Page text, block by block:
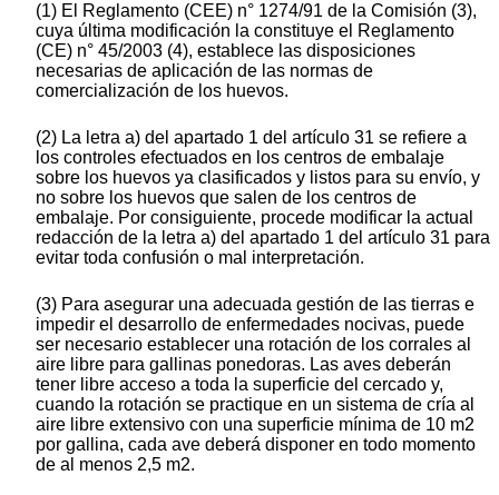
(1) El Reglamento (CEE) n° 1274/91 de la Comisión (3),
cuya última modificación la constituye el Reglamento
(CE) n° 45/2003 (4), establece las disposiciones
necesarias de aplicación de las normas de
comercialización de los huevos.
(2) La letra a) del apartado 1 del artículo 31 se refiere a
los controles efectuados en los centros de embalaje
sobre los huevos ya clasificados y listos para su envío, y
no sobre los huevos que salen de los centros de
embalaje. Por consiguiente, procede modificar la actual
redacción de la letra a) del apartado 1 del artículo 31 para
evitar toda confusión o mal interpretación.
(3) Para asegurar una adecuada gestión de las tierras e
impedir el desarrollo de enfermedades nocivas, puede
ser necesario establecer una rotación de los corrales al
aire libre para gallinas ponedoras. Las aves deberán
tener libre acceso a toda la superficie del cercado y,
cuando la rotación se practique en un sistema de cría al
aire libre extensivo con una superficie mínima de 10 m2
por gallina, cada ave deberá disponer en todo momento
de al menos 2,5 m2.